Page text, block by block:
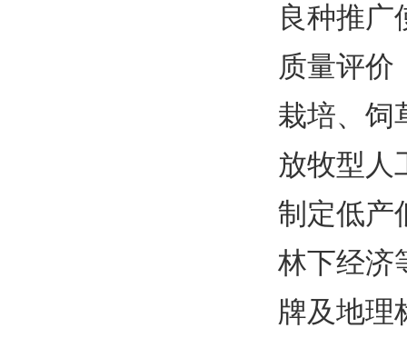
良种推广
质量评价
栽培、饲
放牧型人
制定低产
林下经济
牌及地理